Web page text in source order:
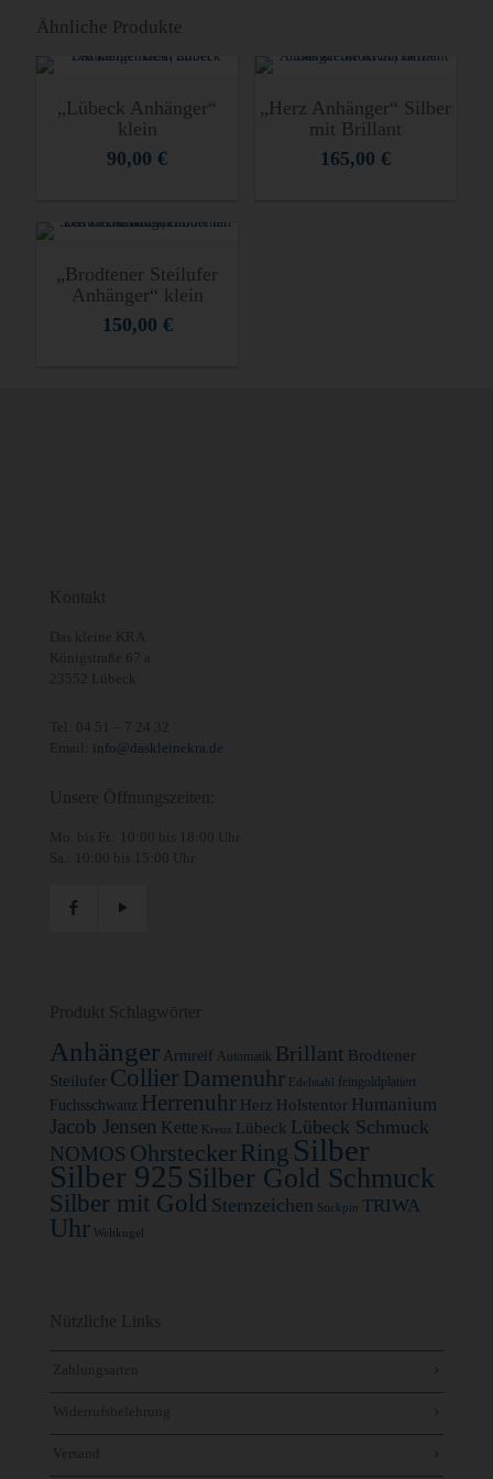
Ähnliche Produkte
„Lübeck Anhänger“
klein
90,00€
„Herz Anhänger“ Silber
mit Brillant
165,00€
„Brodtener Steilufer
Anhänger“ klein
150,00 €
info@daskleinekra.de
Anhänger Armreif Automatik Brillant Brodtener
Steilufer Collier Damenuhr Edelstahl feingoldplatiert
Fuchsschwanz Herrenuhr Herz Holstentor Humanium
Jacob Jensen Kette Kreuz Lübeck Lübeck Schmuck
NOMOS OhrsteckerRing Silber
Silber 925 Silber Gold Schmuck
Silber mit Gold Sternzeichen Stickpin TRIWA
Uhr Weltkugel